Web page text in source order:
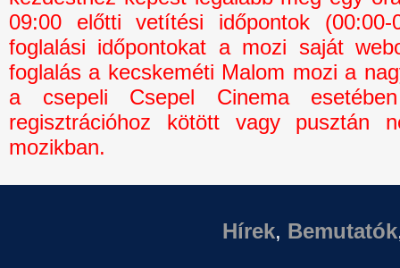
09:00 előtti vetítési időpontok
foglalási időpontokat a mozi saját
foglalás a kecskeméti Malom mozi a
a csepeli Csepel Cinema
regisztrációhoz kötött vagy pusztán
mozikban.
Hírek, Bemutatók